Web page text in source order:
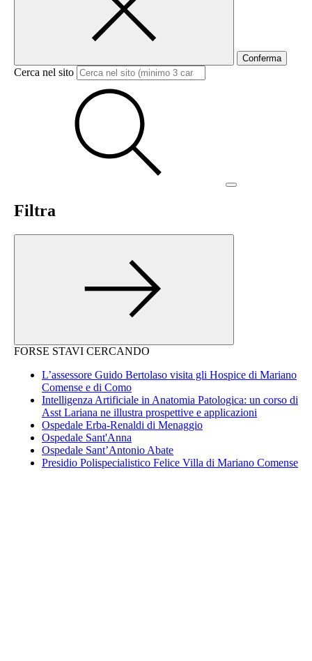
Conferma
Cerca nel sito
Filtra
FORSE STAVI CERCANDO
L’assessore Guido Bertolaso visita gli Hospice di Mariano
Comense e di Como
Intelligenza Artificiale in Anatomia Patologica: un corso di
Asst Lariana ne illustra prospettive e applicazioni
Ospedale Erba-Renaldi di Menaggio
Ospedale Sant'Anna
Ospedale Sant’Antonio Abate
Presidio Polispecialistico Felice Villa di Mariano Comense